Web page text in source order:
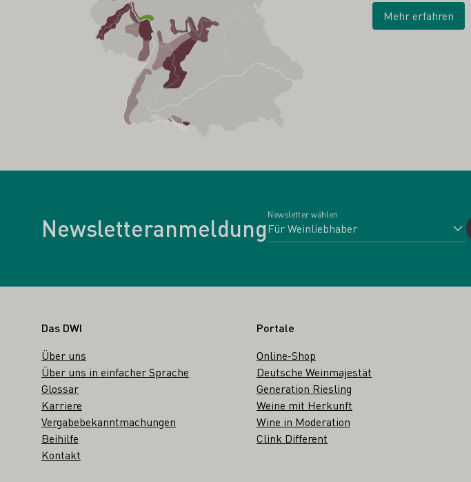
Mehr erfahren
Newsletteranmeldung
Newsletter wählen
Fußbereich
Das DWI
Über uns
Über uns in einfacher Sprache
Glossar
Karriere
Vergabebekanntmachungen
Beihilfe
Kontakt
Portale
Online-Shop
Deutsche Weinmajestät
Generation Riesling
Weine mit Herkunft
Wine in Moderation
Clink Different